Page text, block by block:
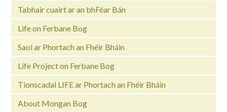
Tabhair cuairt ar an bhFéar Bán
Life on Ferbane Bog
Saol ar Phortach an Fhéir Bháin
Life Project on Ferbane Bog
Tionscadal LIFE ar Phortach an Fhéir Bháin
About Mongan Bog